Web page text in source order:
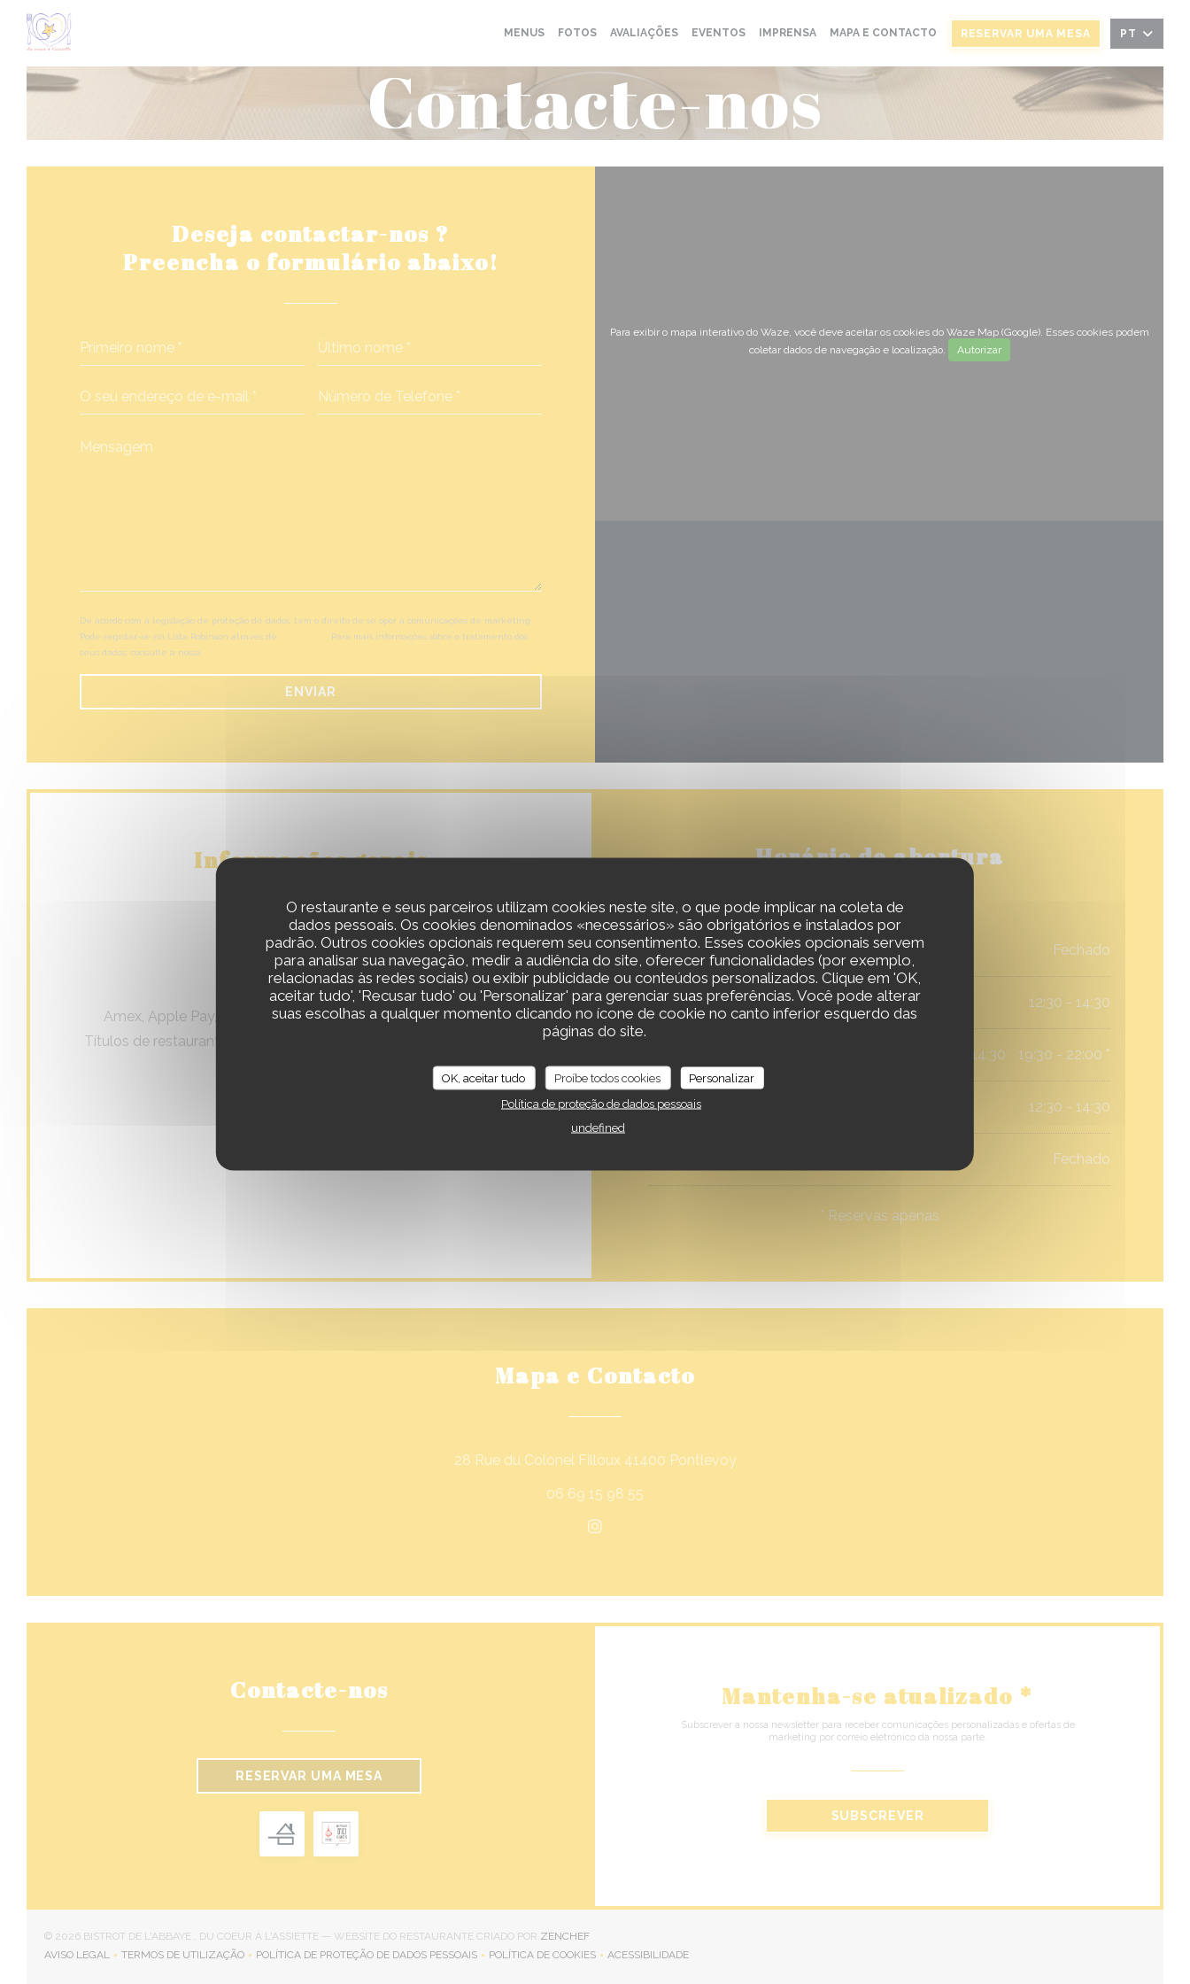
Painel de Gerenciamento de Cookies
O restaurante e seus parceiros utilizam cookies neste site, o que pode implicar na coleta de
dados pessoais. Os cookies denominados «necessários» são obrigatórios e instalados por
padrão. Outros cookies opcionais requerem seu consentimento. Esses cookies opcionais servem
para analisar sua navegação, medir a audiência do site, oferecer funcionalidades (por exemplo,
relacionadas às redes sociais) ou exibir publicidade ou conteúdos personalizados. Clique em 'OK,
aceitar tudo', 'Recusar tudo' ou 'Personalizar' para gerenciar suas preferências. Você pode alterar
suas escolhas a qualquer momento clicando no ícone de cookie no canto inferior esquerdo das
páginas do site.
OK, aceitar tudo Proíbe todos cookies
Personalizar
Política de proteção de dados pessoais
undefined
MENUS FOTOS AVALIAÇÕES EVENTOS IMPRENSA MAPA E CONTACTO RESERVAR UMA MESA PT
Contacte-nos
Deseja contactar-nos ?
Preencha o formulário abaixo!
De acordo com a legislação de proteção de dados, tem o direito de se opor a comunicações de marketing.
Pode registar-se na Lista Robinson através de
. Para mais informações sobre o tratamento dos
seus dados, consulte a nossa
Para exibir o mapa interativo do Waze, você deve aceitar os cookies do Waze Map (Google). Esses cookies podem
coletar dados de navegação e localização.
Autorizar
Informações gerais
Tipo de empresa
Métodos de pagamento
Amex, Apple Pay, Ticket Restaurante, Pagamento sem contato,
Títulos de restaurante (somente almoço), Dinheiro, American Express,
Horário de abertura
Segunda-feira Fechado
Terça-feira 12:30 - 14:30
12:30 - 14:30 19:30 - 22:00 *
Qui-Sex 12:30 - 14:30
Fechado
* Reservas apenas
Mapa e Contacto
28 Rue du Colonel Filloux 41400 Pontlevoy((abre numa nova janela))
06 69 15 98 55
Instagram ((abre numa nova janela))
Contacte-nos
RESERVAR UMA MESA
Mantenha-se atualizado *
Subscrever a nossa newsletter para receber comunicações personalizadas e ofertas de
marketing por correio eletrónico da nossa parte.
SUBSCREVER
© 2026 BISTROT DE L'ABBAYE , DU COEUR À L'ASSIETTE — WEBSITE DO RESTAURANTE CRIADO POR ZENCHEF((ABRE NUMA NOVA JANELA))
AVISO LEGAL
((ABRE NUMA NOVA JANELA))
TERMOS DE UTILIZAÇÃO
((ABRE NUMA NOVA JANELA))
POLÍTICA DE PROTEÇÃO DE DADOS PESSOAIS POLÍTICA DE COOKIES ACESSIBILIDADE